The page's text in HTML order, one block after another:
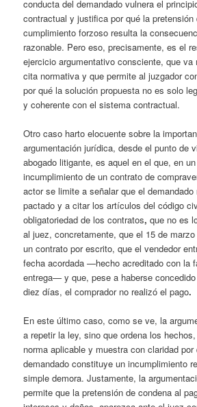
conducta del demandado vulnera el
contractual y justifica por qué la pretensión
cumplimiento forzoso resulta la
razonable. Pero eso, precisamente, es el
ejercicio argumentativo consciente, que
cita normativa y que permite al juzgador
por qué la solución propuesta no es solo
y coherente con el sistema contractual.
Otro caso harto elocuente sobre la
argumentación jurídica, desde el punto de
abogado litigante, es aquel en el que, en
incumplimiento de un contrato de
actor se limite a señalar que el
pactado y a citar los artículos del código
obligatoriedad de los contratos,que no es
al juez, concretamente, que el 15 de
un contrato por escrito, que el vendedor
fecha acordada —hecho acreditado con la
entrega— y que, pese a haberse
diez días, el comprador no realizó el pago.
En este último caso, como se ve, la
a repetir la ley, sino que ordena los
norma aplicable y muestra con claridad
demandado constituye un incumplimiento
simple demora. Justamente, la
permite que la pretensión de condena al